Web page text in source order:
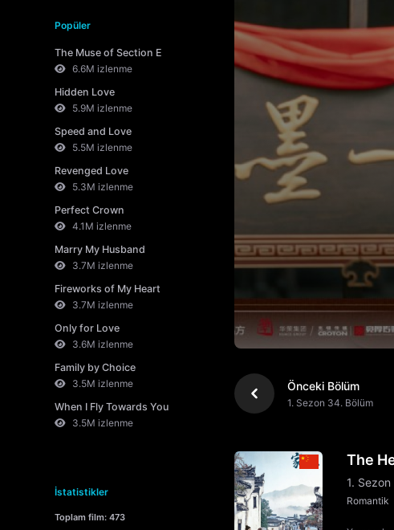
Popüler
The Muse of Section E
6.6M izlenme
Hidden Love
5.9M izlenme
Speed and Love
5.5M izlenme
Revenged Love
5.3M izlenme
Perfect Crown
4.1M izlenme
Marry My Husband
3.7M izlenme
Fireworks of My Heart
3.7M izlenme
Only for Love
3.6M izlenme
Family by Choice
3.5M izlenme
When I Fly Towards You
3.5M izlenme
İstatistikler
Toplam film: 473
Önceki Bölüm
1. Sezon 34. Bölüm
The
1.
Romantik